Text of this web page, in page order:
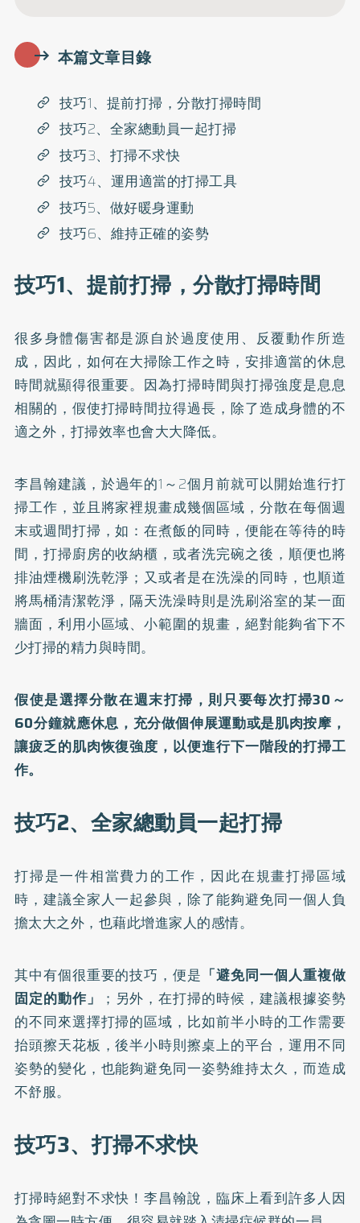
本篇文章目錄
技巧1、提前打掃，分散打掃時間
技巧2、全家總動員一起打掃
技巧3、打掃不求快
技巧4、運用適當的打掃工具
技巧5、做好暖身運動
技巧6、維持正確的姿勢
技巧1、提前打掃，分散打掃時間
很多身體傷害都是源自於過度使用、反覆動作所造
成，因此，如何在大掃除工作之時，安排適當的休息
時間就顯得很重要。因為打掃時間與打掃強度是息息
相關的，假使打掃時間拉得過長，除了造成身體的不
適之外，打掃效率也會大大降低。
李昌翰建議，於過年的1～2個月前就可以開始進行打
掃工作，並且將家裡規畫成幾個區域，分散在每個週
末或週間打掃，如：在煮飯的同時，便能在等待的時
間，打掃廚房的收納櫃，或者洗完碗之後，順便也將
排油煙機刷洗乾淨；又或者是在洗澡的同時，也順道
將馬桶清潔乾淨，隔天洗澡時則是洗刷浴室的某一面
牆面，利用小區域、小範圍的規畫，絕對能夠省下不
少打掃的精力與時間。
假使是選擇分散在週末打掃，則只要每次打掃30～
60分鐘就應休息，充分做個伸展運動或是肌肉按摩，
讓疲乏的肌肉恢復強度，以便進行下一階段的打掃工
作。
技巧2、全家總動員一起打掃
打掃是一件相當費力的工作，因此在規畫打掃區域
時，建議全家人一起參與，除了能夠避免同一個人負
擔太大之外，也藉此增進家人的感情。
其中有個很重要的技巧，便是 「避免同一個人重複做
固定的動作」
；另外，在打掃的時候，建議根據姿勢
的不同來選擇打掃的區域，比如前半小時的工作需要
抬頭擦天花板，後半小時則擦桌上的平台，運用不同
姿勢的變化，也能夠避免同一姿勢維持太久，而造成
不舒服。
技巧3、打掃不求快
打掃時絕對不求快！李昌翰說，臨床上看到許多人因